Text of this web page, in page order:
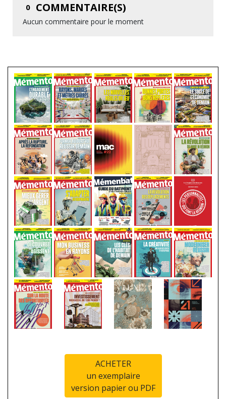
0 COMMENTAIRE(S)
Aucun commentaire pour le moment
ACHETER
un exemplaire
version papier ou PDF